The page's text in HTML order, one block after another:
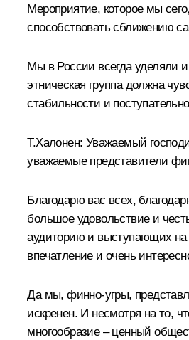
Мероприятие, которое мы
способствовать сближению
Мы в России всегда уделяли
этническая группа должна
стабильности и
Т.Халонен: Уважаемый
уважаемые представители
Благодарю вас всех,
большое удовольствие и
аудиторию и выступающих на
впечатление и очень
Да мы, финно-угры,
искренен. И несмотря на то,
многообразие – ценный